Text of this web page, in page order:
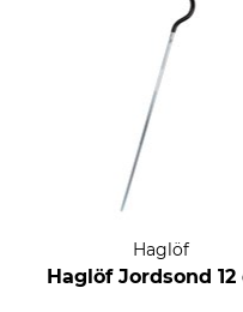
Haglöf
Haglöf Jordsond 12